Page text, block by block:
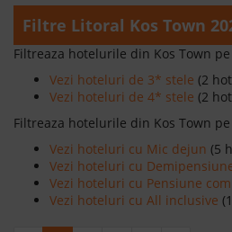
Citeste mai mult
Filtre Litoral Kos Town
Filtreaza hotelurile din Kos Town
Vezi hoteluri de 3* stele (2
Vezi hoteluri de 4* stele (2
Filtreaza hotelurile din Kos Town
Vezi hoteluri cu Mic dejun (5
Vezi hoteluri cu
Vezi hoteluri cu Pensiune
Vezi hoteluri cu All inclusive